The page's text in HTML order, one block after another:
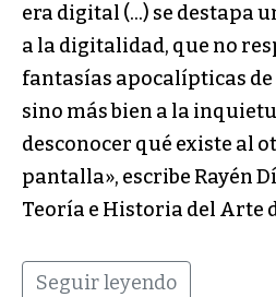
era digital (…) se destapa
a la digitalidad, que no
fantasías apocalípticas
sino más bien a la
desconocer qué existe al
pantalla», escribe Rayén
Teoría e Historia del Arte
Seguir leyendo